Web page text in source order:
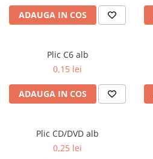
Hartie si produse din hartie
Hartie
Hartie si cartoane colorate
Hartie pentru print digital
Hartie in formate mari
Hartie foto
Hartie pentru ambalaj
Produse din hartie
ADAUGA IN COS
Plic C6 alb
0,15 lei
ADAUGA IN COS
Plic CD/DVD alb
0,25 lei